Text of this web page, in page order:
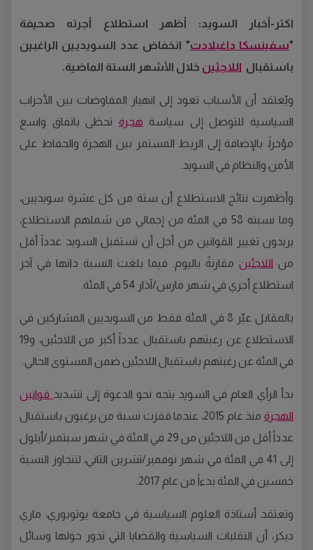
اكتر-أخبار السويد: أظهر استطلاع أجرته صحيفة
"سفينسكا داغبلادت" انخفاض عدد السويديين الراغبين
باستقبال اللاجئين خلال الأشهر الستة الماضية.
ويُعتقد أن الأسباب تعود إلى انهيار المفاوضات بين الأحزاب
السياسية للتوصل إلى سياسة هجرة تحظى باتفاق واسع
مؤخراً، بالإضافة إلى الربط المستمر بين الهجرة والحفاظ على
الأمن والنظام في السويد
وأظهرت نتائج الاستطلاع أن ستة من كل عشرة سويديين،
وما نسبته
في المئة من إجمالي من شملهم الاستطلاع،
يريدون تغيير القوانين من أجل أن تستقبل السويد عدداً أقل
من اللاجئين مقارنةً باليوم
فيما بلغت النسبة ذاتها في آخر
استطلاع أجري في شهر مارس/آذار في المئة
بالمقابل عبّر
في المئة فقط من السويديين المشاركين في
الاستطلاع عن رغبتهم باستقبال عدداً أكبر من اللاجئين، و19
في المئة عن رغبتهم باستقبال اللاجئين ضمن المستوى الحالي
بدأ الرأي العام في السويد يتجه نحو الدعوة إلى تشديد قوانين
الهجرةمنذ عام
، عندما قفزت نسبة من يرغبون باستقبال
عدداً أقل من اللاجئين من
في المئة في شهر سبتمبر /أيلول
إلى41 في المئة في شهر نوفمبر /تشرين الثاني، لتتجاوز النسبة
خمسين في المئة بدءاً من عام
وتعتقد أستاذة العلوم السياسية في جامعة يوتوبوري، ماري
ديكر، أن التقلبات السياسية والقضايا التي تدور حولها وسائل